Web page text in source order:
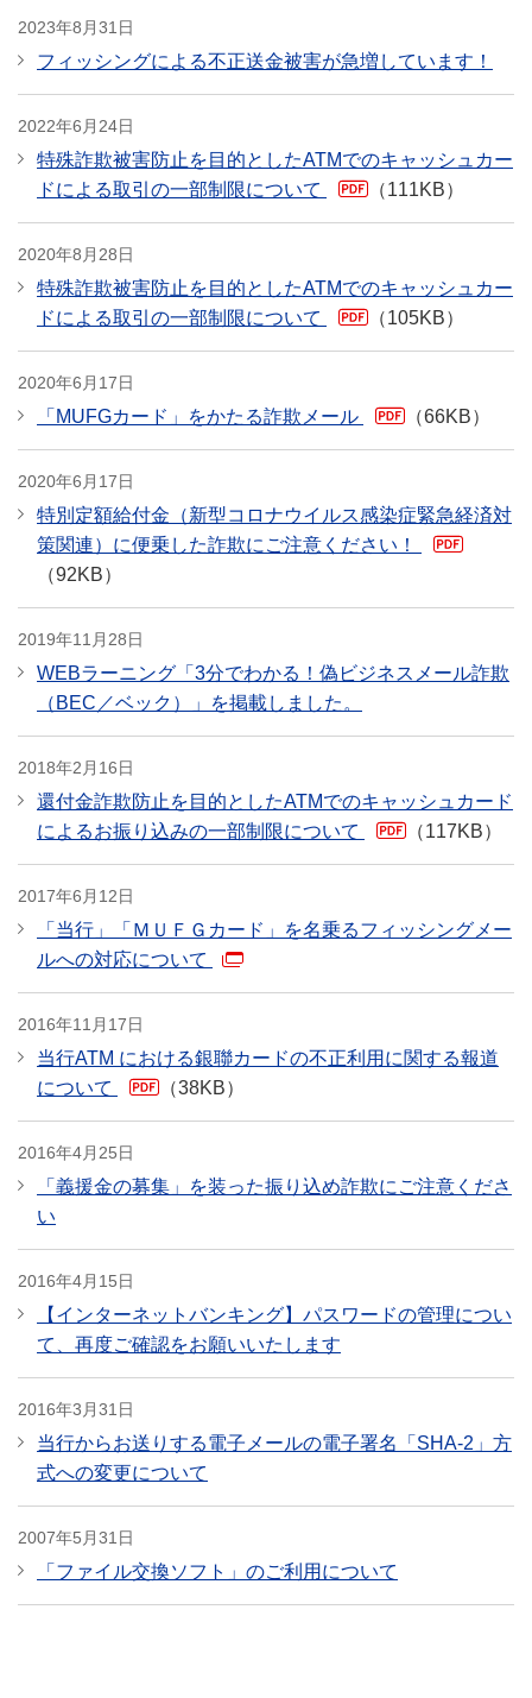
2023年8月31日
フィッシングによる不正送金被害が急増しています！
2022年6月24日
特殊詐欺被害防止を目的としたATMでのキャッシュカー
ドによる取引の一部制限について
（111KB）
2020年8月28日
特殊詐欺被害防止を目的としたATMでのキャッシュカー
ドによる取引の一部制限について
（105KB）
2020年6月17日
「MUFGカード」をかたる詐欺メール
（66KB）
2020年6月17日
特別定額給付金（新型コロナウイルス感染症緊急経済対
策関連）に便乗した詐欺にご注意ください！
（92KB）
2019年11月28日
WEBラーニング「3分でわかる！偽ビジネスメール詐欺
（BEC／ベック）」を掲載しました。
2018年2月16日
還付金詐欺防止を目的としたATMでのキャッシュカード
によるお振り込みの一部制限について
（117KB）
2017年6月12日
「当行」「ＭＵＦＧカード」を名乗るフィッシングメー
ルへの対応について
2016年11月17日
当行ATM における銀聯カードの不正利用に関する報道
について
（38KB）
2016年4月25日
「義援金の募集」を装った振り込め詐欺にご注意くださ
い
2016年4月15日
【インターネットバンキング】パスワードの管理につい
て、再度ご確認をお願いいたします
2016年3月31日
当行からお送りする電子メールの電子署名「SHA-2」方
式への変更について
2007年5月31日
「ファイル交換ソフト」のご利用について